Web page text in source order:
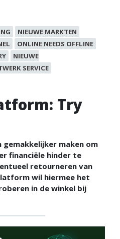
NIEUWE MARKTEN
ONLINE NEEDS OFFLINE
NIEUWE
SERVICE
Try
maken om
financiële hinder te
retourneren van
wil hiermee het
in de winkel bij